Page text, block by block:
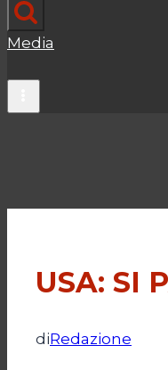
Media
USA: SI
diRedazione